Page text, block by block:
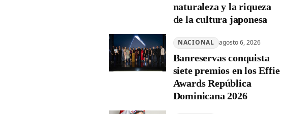
naturaleza y la riqueza
de la cultura japonesa
NACIONAL agosto 6, 2026
Banreservas conquista
siete premios en los Effie
Awards República
Dominicana 2026